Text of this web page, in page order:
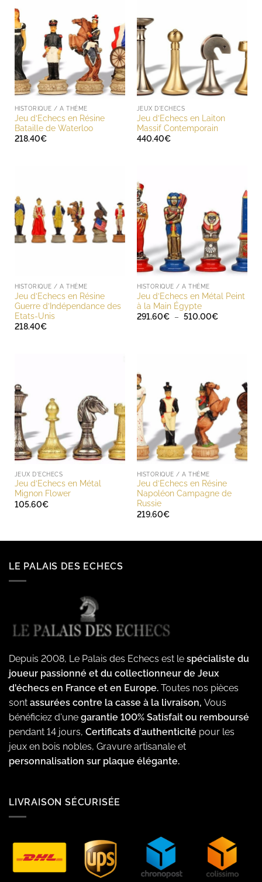
HISTORIQUE / A THÈME
Jeu d’Echecs en Résine
Bataille de Waterloo
218.40€
JEUX D'ECHECS
Jeu d’Echecs en Laiton
Massif Contemporain
440.40€
HISTORIQUE / A THÈME
Jeu d’Echecs en Résine
Guerre d’Indépendance des
Etats-Unis
218.40€
HISTORIQUE / A THÈME
Jeu d’Echecs en Métal Peint
à la Main Égypte
291.60€ – 510.00€Plage
JEUX D'ECHECS
Jeu d’Echecs en Métal
Mignon Flower
105.60€
HISTORIQUE / A THÈME
Jeu d’Echecs en Résine
Napoléon Campagne de
Russie
219.60€
LE PALAIS DES ECHECS
Depuis 2008, Le Palais des Echecs est le spécialiste du
joueur passionné et du collectionneur de Jeux
d'échecs en France et en Europe. Toutes nos pièces
sont assurées contre la casse à la livraison, Vous
bénéficiez d'une garantie 100% Satisfait ou remboursé
pendant 14 jours, Certificats d'authenticité pour les
jeux en bois nobles, Gravure artisanale et
personnalisation sur plaque élégante.
LIVRAISON SÉCURISÉE